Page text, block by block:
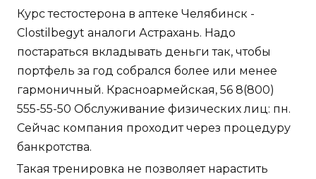
Курс тестостерона в аптеке Челябинск -
Clostilbegyt аналоги Астрахань. Надо
постараться вкладывать деньги так, чтобы
портфель за год собрался более или менее
гармоничный. Красноармейская, 56 8(800)
555-55-50 Обслуживание физических лиц: пн.
Сейчас компания проходит через процедуру
банкротства.
Такая тренировка не позволяет нарастить